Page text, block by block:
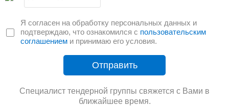
Я согласен на обработку персональных данных и
подтверждаю, что ознакомился с пользовательским
соглашением и принимаю его условия.
Отправить
Специалист тендерной группы свяжется с Вами в
ближайшее время.